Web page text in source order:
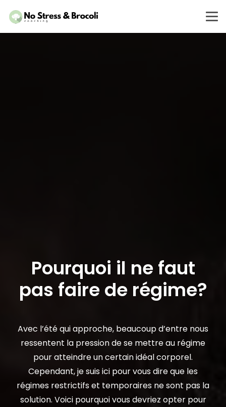
Pourquoi il ne faut
pas faire de régime?
Avec l’été qui approche, beaucoup d’entre nous
ressentent la pression de se mettre au régime
pour atteindre un certain idéal corporel.
Cependant, je suis ici pour vous dire que les
régimes restrictifs et temporaires ne sont pas la
solution. Voici pourquoi vous devriez opter pour